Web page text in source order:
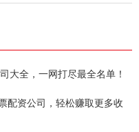
大全，一网打尽最全名单！
配资公司，轻松赚取更多收